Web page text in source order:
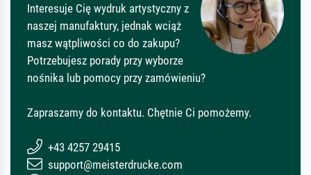
Interesuje Cię wydruk artystyczny z
naszej manufaktury, jednak wciąż
masz wątpliwości co do zakupu?
Potrzebujesz porady przy wyborze
nośnika lub pomocy przy zamówieniu?
Zapraszamy do kontaktu. Chętnie Ci pomożemy.
+43 4257 29415
support@meisterdrucke.com